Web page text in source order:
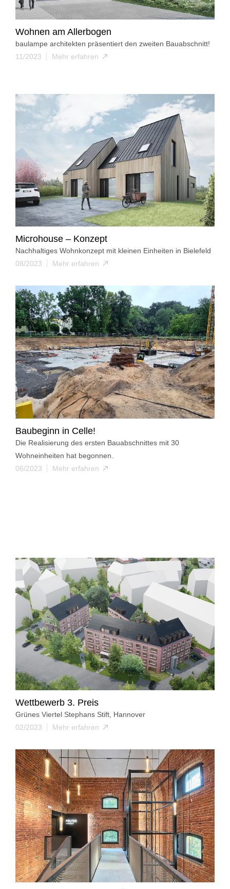
Wohnen am Allerbogen
baulampe architekten präsentiert den zweiten Bauabschnitt!
11/2023
Mehr erfahren
Microhouse – Konzept
Nachhaltiges Wohnkonzept mit kleinen Einheiten in Bielefeld
08/2023
Mehr erfahren
Baubeginn in Celle!
Die Realisierung des ersten Bauabschnittes mit 30
Wohneinheiten hat begonnen.
06/2023
Mehr erfahren
Wettbewerb 3. Preis
Grünes Viertel Stephans Stift, Hannover
02/2023
Mehr erfahren